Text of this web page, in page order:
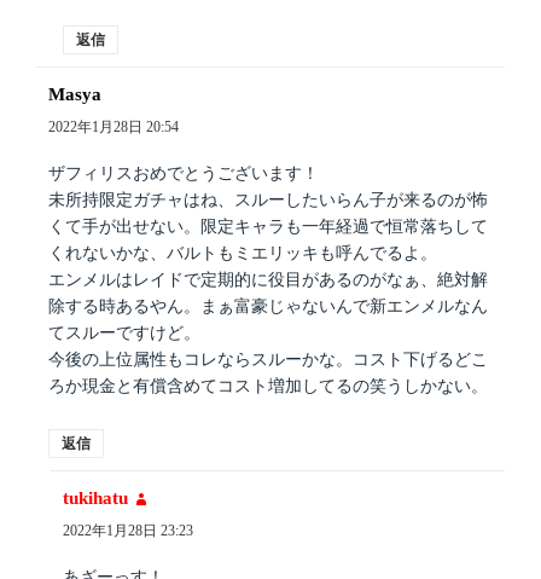
返信
Masya
り:
2022年1月28日 20:54
ザフィリスおめでとうございます！
未所持限定ガチャはね、スルーしたいらん子が来るのが怖
くて手が出せない。限定キャラも一年経過で恒常落ちして
くれないかな、バルトもミエリッキも呼んでるよ。
エンメルはレイドで定期的に役目があるのがなぁ、絶対解
除する時あるやん。まぁ富豪じゃないんで新エンメルなん
てスルーですけど。
今後の上位属性もコレならスルーかな。コスト下げるどこ
ろか現金と有償含めてコスト増加してるの笑うしかない。
返信
tukihatu
り:
2022年1月28日 23:23